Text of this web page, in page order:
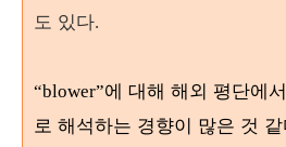
도 있다.
“blower”에 대해 해외 평단에
로 해석하는 경향이 많은 것